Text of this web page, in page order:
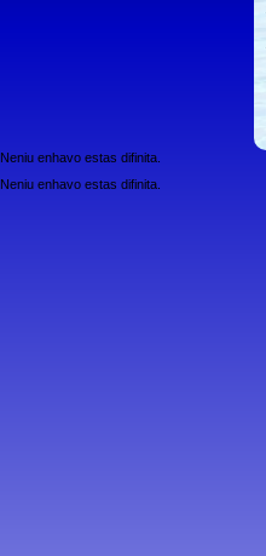
Neniu enhavo estas difinita.
Neniu enhavo estas difinita.